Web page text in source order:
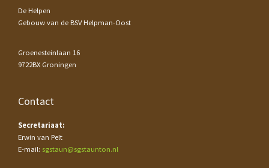
De Helpen
Gebouw van de BSV Helpman-Oost
Groenesteinlaan 16
9722BX Groningen
Contact
Secretariaat:
Erwin van Pelt
E-mail: sgstaun@sgstaunton.nl